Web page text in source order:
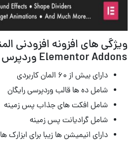
Elementor Addons وردپرس نسخه 3.2
دارای بیش از ۶۰ المان کاربردی
شامل ده ها قالب وردپرسی رایگان
شامل افکت های جذاب پس زمینه
شامل گرادیانت پس زمینه
دارای انیمیشن ها زیبا برای ابزارک ها